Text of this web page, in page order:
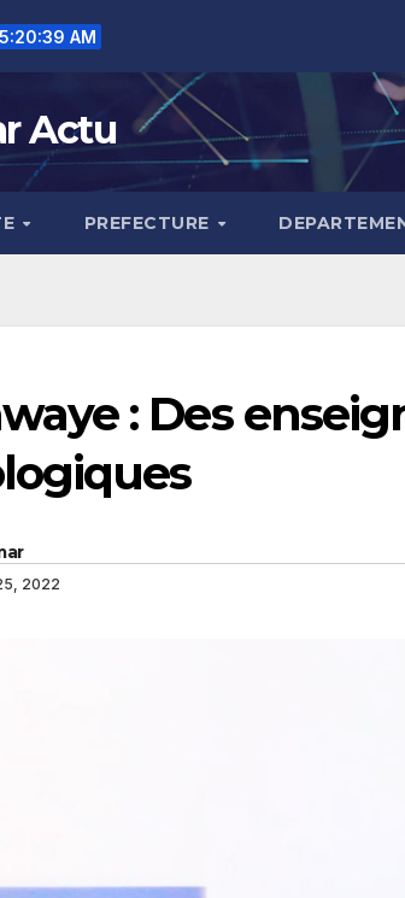
5:20:41 AM
Actu
PREFECTURE
: Des
2022